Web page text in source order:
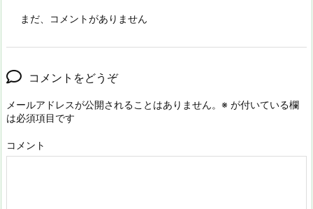
まだ、コメントがありません
コメントをどうぞ
メールアドレスが公開されることはありません。 ※ が付いている欄
は必須項目です
コメント